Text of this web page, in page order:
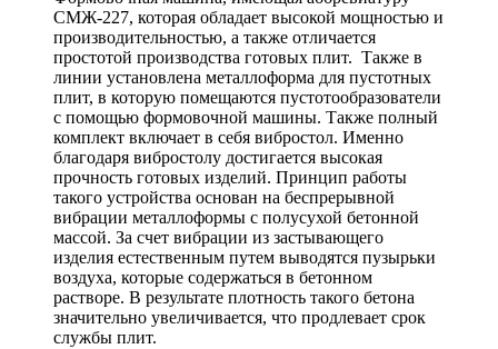
СМЖ-227, которая обладает высокой мощностью и
производительностью, а также отличается
простотой производства готовых плит. Также в
линии установлена металлоформа для пустотных
плит, в которую помещаются пустотообразователи
с помощью формовочной машины. Также полный
комплект включает в себя вибростол. Именно
благодаря вибростолу достигается высокая
прочность готовых изделий. Принцип работы
такого устройства основан на беспрерывной
вибрации металлоформы с полусухой бетонной
массой. За счет вибрации из застывающего
изделия естественным путем выводятся пузырьки
воздуха, которые содержаться в бетонном
растворе. В результате плотность такого бетона
значительно увеличивается, что продлевает срок
службы плит.